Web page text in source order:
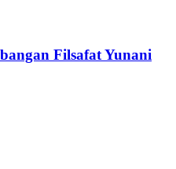
Filsafat Yunani